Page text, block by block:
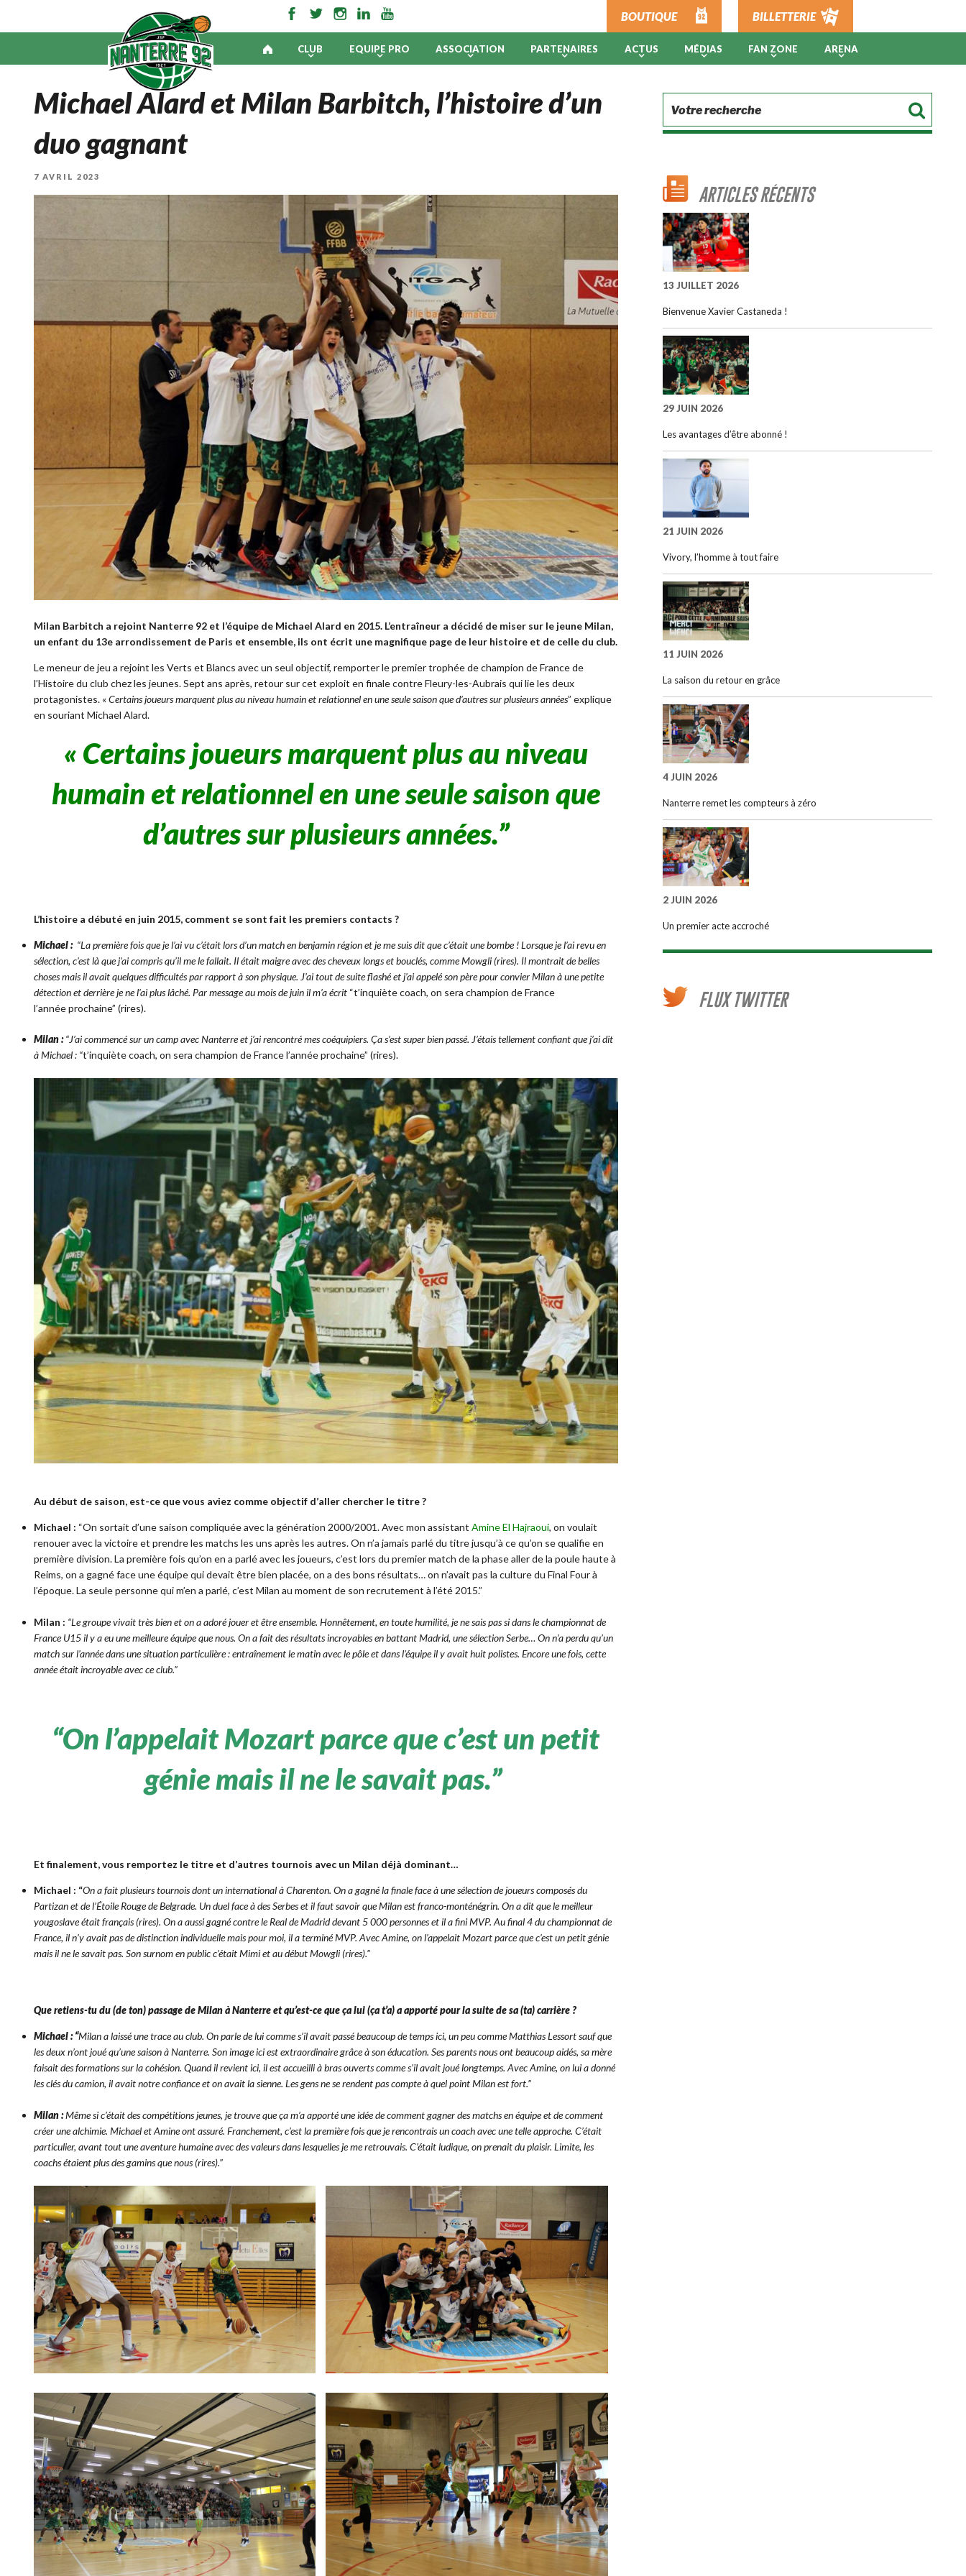
BOUTIQUE BILLETTERIE
CLUB EQUIPE PRO ASSOCIATION PARTENAIRES ACTUS MÉDIAS FAN ZONE ARENA
Michael Alard et Milan Barbitch, l’histoire d’un
duo gagnant
PUBLIÉ
7 AVRIL 2023
Milan Barbitch a rejoint Nanterre 92 et l’équipe de Michael Alard en 2015. L’entraîneur a décidé de miser sur le jeune Milan,
un enfant du 13e arrondissement de Paris et ensemble, ils ont écrit une magnifique page de leur histoire et de celle du club.
Le meneur de jeu a rejoint les Verts et Blancs avec un seul objectif, remporter le premier trophée de champion de France de
l’Histoire du club chez les jeunes. Sept ans après, retour sur cet exploit en finale contre Fleury-les-Aubrais qui lie les deux
protagonistes. «Certains joueurs marquent plus au niveau humain et relationnel en une seule saison que d’autres sur plusieurs années” explique
en souriant Michael Alard.
« Certains joueurs marquent plus au niveau
humain et relationnel en une seule saison que
d’autres sur plusieurs années.”
L’histoire a débuté en juin 2015, comment se sont fait les premiers contacts ?
Michael : “La première fois que je l’ai vu c’était lors d’un match en benjamin région et je me suis dit que c’était une bombe ! Lorsque je l’ai revu en
sélection, c’est là que j’ai compris qu’il me le fallait. Il était maigre avec des cheveux longs et bouclés, comme Mowgli (rires). Il montrait de belles
choses mais il avait quelques difficultés par rapport à son physique. J’ai tout de suite flashé et j’ai appelé son père pour convier Milan à une petite
détection et derrière je ne l’ai plus lâché. Par message au mois de juinil m’a écrit “t’inquiète coach, on sera champion de France
l’année prochaine” (rires).
Milan :“J’ai commencé sur un camp avec Nanterre et j’ai rencontré mes coéquipiers. Ça s’est super bien passé. J’étais tellement confiant que j’ai dit
à Michael : “t’inquiète coach, on sera champion de France l’année prochaine” (rires).
Au début de saison, est-ce que vous aviez comme objectif d’aller chercher le titre ?
Michael : “On sortait d’une saison compliquée avec la génération 2000/2001. Avec mon assistant Amine El Hajraoui, on voulait
renouer avec la victoire et prendre les matchs les uns après les autres. On n’a jamais parlé du titre jusqu’à ce qu’on se qualifie en
première division. La première fois qu’on en a parlé avec les joueurs, c’est lors du premier match de la phase aller de la poule haute à
Reims, on a gagné face une équipe qui devait être bien placée, on a des bons résultats… on n’avait pas la culture du Final Four à
l’époque. La seule personne qui m’en a parlé, c’est Milan au moment de son recrutement à l’été 2015.”
Milan : “Le groupe vivait très bien et on a adoré jouer et être ensemble. Honnêtement, en toute humilité, je ne sais pas si dans le championnat de
France U15 il y a eu une meilleure équipe que nous. On a fait des résultats incroyables en battant Madrid, une sélection Serbe… On n’a perdu qu’un
match sur l’année dans une situation particulière : entraînement le matin avec le pôle et dans l’équipe il y avait huit polistes. Encore une fois, cette
année était incroyable avec ce club.”
“On l’appelait Mozart parce que c’est un petit
génie mais il ne le savait pas.”
Et finalement, vous remportez le titre et d’autres tournois avec un Milan déjà dominant…
Michael : “On a fait plusieurs tournois dont un international à Charenton. On a gagné la finale face à une sélection de joueurs composés du
Partizan et de l’Étoile Rouge de Belgrade. Un duel face à des Serbes et il faut savoir que Milan est franco-monténégrin. On a dit que le meilleur
yougoslave était français (rires). On a aussi gagné contre le Real de Madrid devant 5 000 personnes et il a fini MVP. Au final 4 du championnat de
France, il n’y avait pas de distinction individuelle mais pour moi, il a terminé MVP. Avec Amine, on l’appelait Mozart parce que c’est un petit génie
mais il ne le savait pas. Son surnom en public c’était Mimi et au début Mowgli (rires).”
Que retiens-tu du (de ton) passage de Milan à Nanterre et qu’est-ce que ça lui (ça t’a) a apporté pour la suite de sa (ta) carrière ?
Michael : “Milan a laissé une trace au club. On parle de lui comme s’il avait passé beaucoup de temps ici, un peu comme Matthias Lessort sauf que
les deux n’ont joué qu’une saison à Nanterre. Son image ici est extraordinaire grâce à son éducation. Ses parents nous ont beaucoup aidés, sa mère
faisait des formations sur la cohésion. Quand il revient ici, il est accueilli à bras ouverts comme s’il avait joué longtemps. Avec Amine, on lui a donné
les clés du camion, il avait notre confiance et on avait la sienne. Les gens ne se rendent pas compte à quel point Milan est fort.”
Milan :Même si c’était des compétitions jeunes, je trouve que ça m’a apporté une idée de comment gagner des matchs en équipe et de comment
créer une alchimie. Michael et Amine ont assuré. Franchement, c’est la première fois que je rencontrais un coach avec une telle approche. C’était
particulier, avant tout une aventure humaine avec des valeurs dans lesquelles je me retrouvais. C’était ludique, on prenait du plaisir. Limite, les
coachs étaient plus des gamins que nous (rires).”
ARTICLES RÉCENTS
13 JUILLET 2026
Bienvenue Xavier Castaneda !
29 JUIN 2026
Les avantages d’être abonné !
21 JUIN 2026
Vivory, l’homme à tout faire
11 JUIN 2026
La saison du retour en grâce
4 JUIN 2026
Nanterre remet les compteurs à zéro
2 JUIN 2026
Un premier acte accroché
FLUX TWITTER